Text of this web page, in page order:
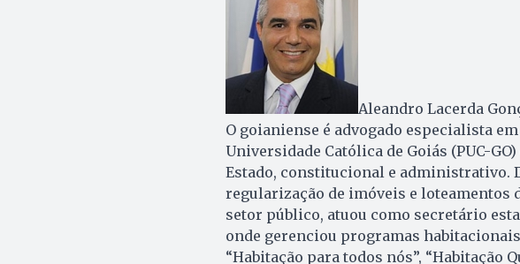
Aleandro Lacerda
O goianiense é advogado especialista
Universidade Católica de Goiás (PUC-
Estado, constitucional e administrativo.
regularização de imóveis e loteamentos
setor público, atuou como secretário
onde gerenciou programas
“Habitação para todos nós”, “Habitação